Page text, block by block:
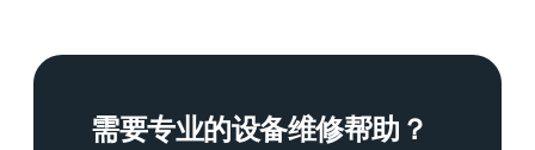
需要专业的设备维修帮助？